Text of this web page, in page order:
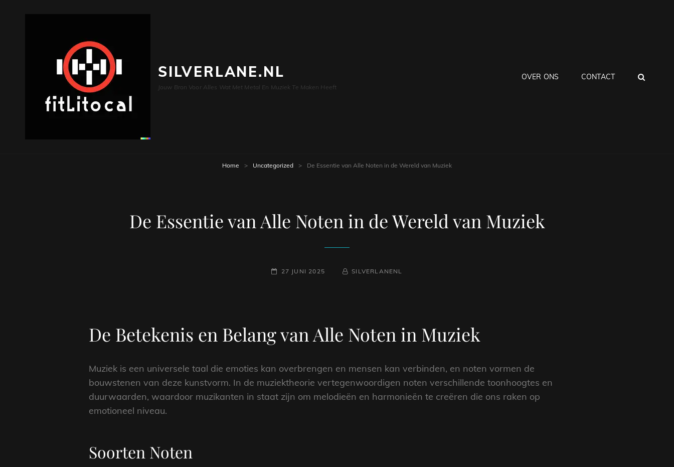
SILVERLANE.NL
Jouw Bron Voor Alles Wat Met Metal En Muziek Te Maken Heeft
OVER ONS CONTACT
Home > Uncategorized > De Essentie van Alle Noten in de Wereld van Muziek
De Essentie van Alle Noten in de Wereld van Muziek
GEPLAATST
27 JUNI 2025 NAAMREGEL
BYLINE
SILVERLANENL
De Betekenis en Belang van Alle Noten in Muziek
Muziek is een universele taal die emoties kan overbrengen en mensen kan verbinden, en noten vormen de
bouwstenen van deze kunstvorm. In de muziektheorie vertegenwoordigen noten verschillende toonhoogtes en
duurwaarden, waardoor muzikanten in staat zijn om melodieën en harmonieën te creëren die ons raken op
emotioneel niveau.
Soorten Noten